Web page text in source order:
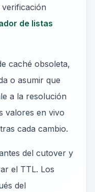
de listas
caché obsoleta,
o asumir que
a la resolución
valores en vivo
cada cambio.
del cutover y
el TTL. Los
del